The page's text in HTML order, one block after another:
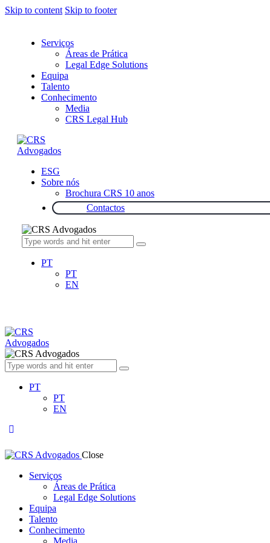
Skip to content Skip to footer
Serviços
Áreas de Prática
Legal Edge Solutions
Equipa
Talento
Conhecimento
Media
CRS Legal Hub
ESG
Sobre nós
Brochura CRS 10 anos
Contactos
PT
PT
EN
PT
PT
EN
Close
Serviços
Áreas de Prática
Legal Edge Solutions
Equipa
Talento
Conhecimento
Media